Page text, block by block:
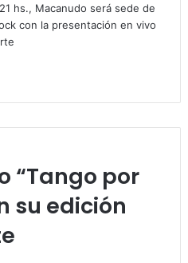
hs., Macanudo será sede de
con la presentación en vivo
“Tango por
su edición